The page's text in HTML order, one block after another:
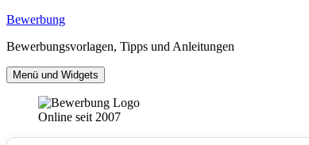
Zum
springen
Bewerbung
Bewerbungsvorlagen, Tipps und Anleitungen
Menü und Widgets
Online seit 2007